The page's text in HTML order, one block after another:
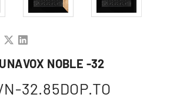
NOBLE -32
32.85DOP.TO